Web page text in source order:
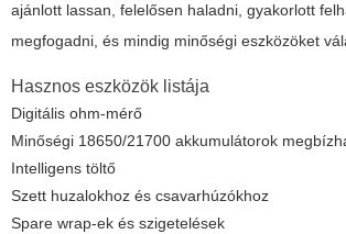
ajánlott lassan, felelősen haladni, gyakorlott
megfogadni, és mindig minőségi eszközöket
Hasznos eszközök listája
Digitális ohm-mérő
Minőségi 18650/21700 akkumulátorok
Intelligens töltő
Szett huzalokhoz és csavarhúzókhoz
Spare wrap-ek és szigetelések